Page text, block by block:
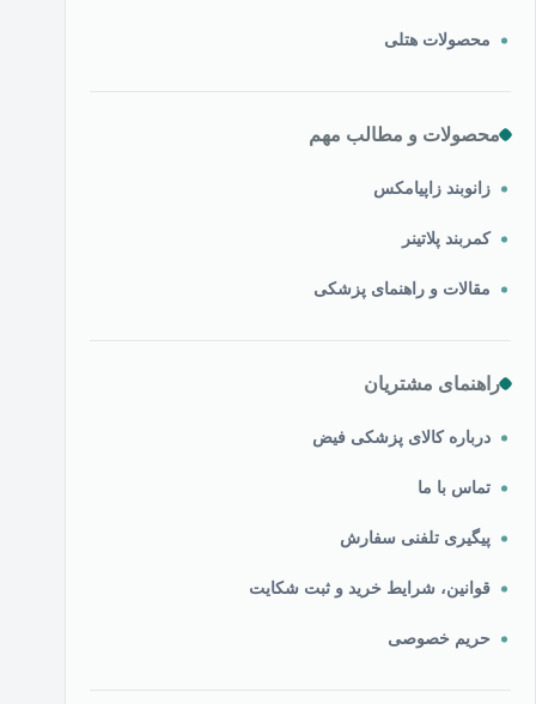
محصولات هتلی
محصولات و مطالب مهم
زانوبند زاپیامکس
کمربند پلاتینر
مقالات و راهنمای پزشکی
راهنمای مشتریان
درباره کالای پزشکی فیض
تماس با ما
پیگیری تلفنی سفارش
قوانین، شرایط خرید و ثبت شکایت
حریم خصوصی